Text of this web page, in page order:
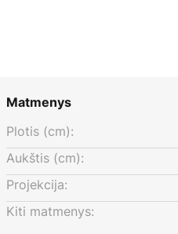
Matmenys
Plotis (cm):
Aukštis (cm):
Projekcija:
Kiti matmenys: